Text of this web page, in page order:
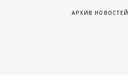
АРХИВ НОВОСТЕЙ